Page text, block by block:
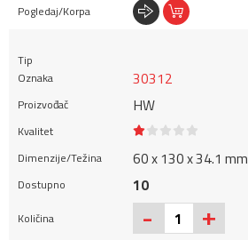
30312
HW
60 x 130 x 34.1 mm
10
- +